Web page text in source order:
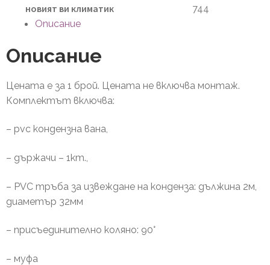
новият ви климатик
744
Описание
Описание
Цената е за 1 брой. Цената не включва монтаж.
Комплектът включва:
– pvc кондензна вана,
– държачи – 1кт.,
– PVC тръба за извеждане на конденза: дължина 2м,
диаметър 32мм
– присъединително коляно: 90°
– муфа